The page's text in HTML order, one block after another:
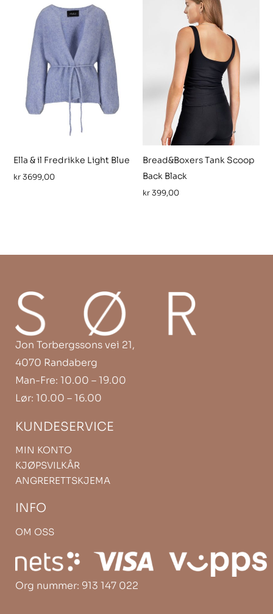
Ella & il Fredrikke Light Blue
kr3699,00
Bread&Boxers Tank Scoop
Back Black
kr399,00
Jon Torbergssons vei 21,
4070 Randaberg
Man-Fre: 10.00 – 19.00
Lør: 10.00 – 16.00
KUNDESERVICE
MIN KONTO
KJØPSVILKÅR
ANGRERETTSKJEMA
INFO
OM OSS
Org nummer: 913 147 022